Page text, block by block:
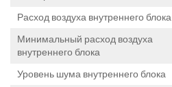
Расход воздуха внутреннего блока
Минимальный расход воздуха
внутреннего блока
Уровень шума внутреннего блока